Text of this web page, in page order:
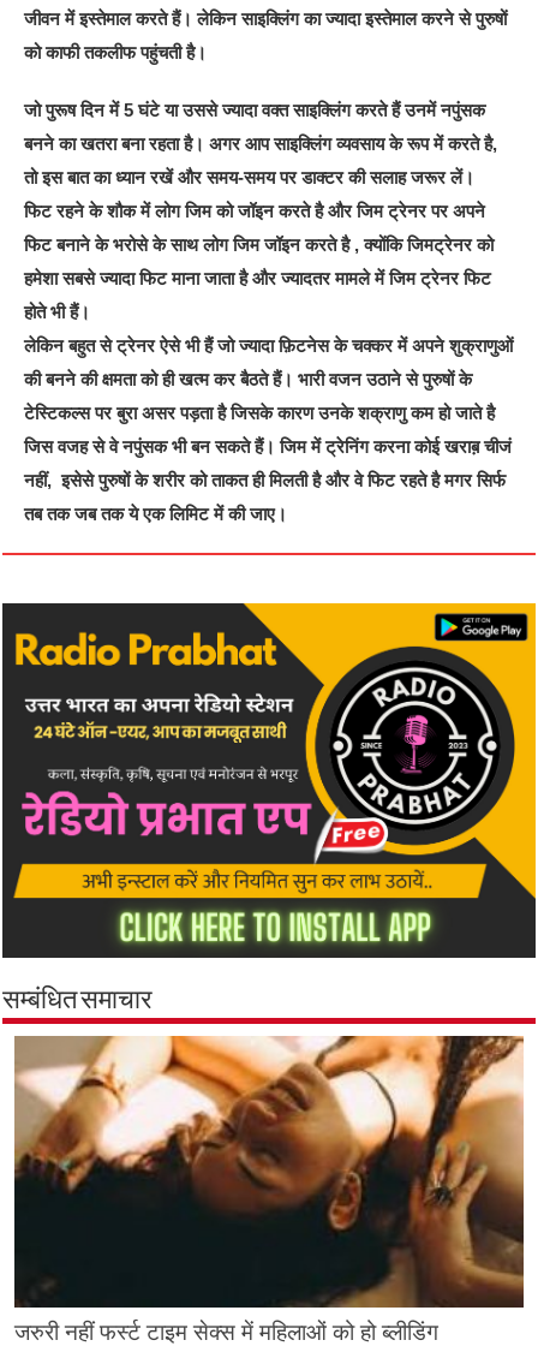
जीवन में इस्तेमाल करते हैं। लेकिन साइक्लिंग का ज्यादा इस्तेमाल करने से पुरुषों
को काफी तकलीफ पहुंचती है।
जो पुरूष दिन में 5 घंटे या उससे ज्यादा वक्त साइक्लिंग करते हैं उनमें नपुंसक
बनने का खतरा बना रहता है। अगर आप साइक्लिंग व्यवसाय के रूप में करते है,
तो इस बात का ध्यान रखें और समय-समय पर डाक्टर की सलाह जरूर लें।
फिट रहने के शौक में लोग जिम को जॉइन करते है और जिम ट्रेनर पर अपने
फिट बनाने के भरोसे के साथ लोग जिम जॉइन करते है , क्योंकि जिमट्रेनर को
हमेशा सबसे ज्यादा फिट माना जाता है और ज्यादतर मामले में जिम ट्रेनर फिट
होते भी हैं।
लेकिन बहुत से ट्रेनर ऐसे भी हैं जो ज्यादा फ़िटनेस के चक्कर में अपने शुक्राणुओं
की बनने की क्षमता को ही खत्म कर बैठते हैं। भारी वजन उठाने से पुरुषों के
टेस्टिकल्स पर बुरा असर पड़ता है जिसके कारण उनके शक्राणु कम हो जाते है
जिस वजह से वे नपुंसक भी बन सकते हैं। जिम में ट्रेनिंग करना कोई खराब़ चीजं
नहीं, इसेसे पुरुषों के शरीर को ताकत ही मिलती है और वे फिट रहते है मगर सिर्फ
तब तक जब तक ये एक लिमिट में की जाए।
सम्बंधित समाचार
जरुरी नहीं फर्स्ट टाइम सेक्स में महिलाओं को हो ब्लीडिंग